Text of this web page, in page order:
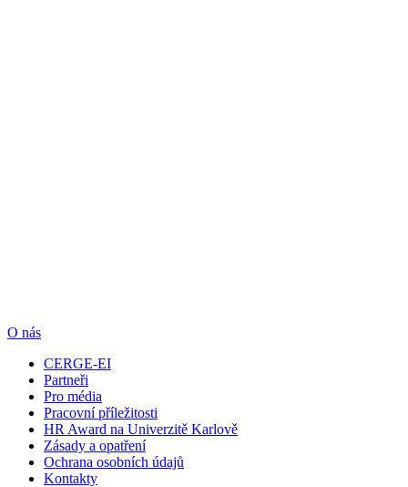
O nás
CERGE-EI
Partneři
Pro média
Pracovní příležitosti
HR Award na Univerzitě Karlově
Zásady a opatření
Ochrana osobních údajů
Kontakty